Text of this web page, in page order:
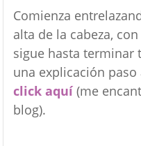
Comienza
alta de la cabeza,
sigue hasta terminar
una explicación
click aquí(me
blog).